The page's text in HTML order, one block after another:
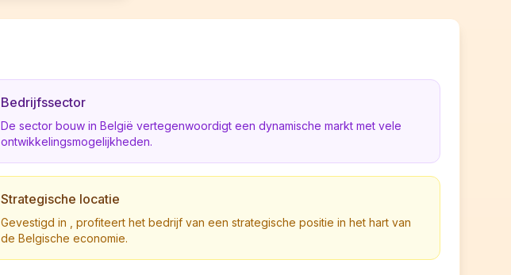
Bedrijfssector
De sector bouw in België vertegenwoordigt een dynamische markt met vele
ontwikkelingsmogelijkheden.
Strategische locatie
Gevestigd in , profiteert het bedrijf van een strategische positie in het hart van
de Belgische economie.